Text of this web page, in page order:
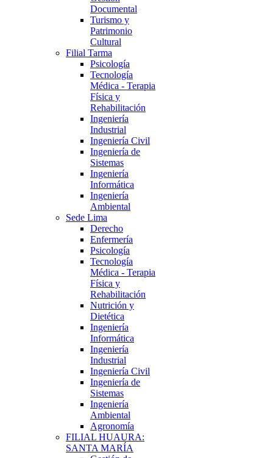
Documental
Turismo y
Patrimonio
Cultural
Filial Tarma
Psicología
Tecnología
Médica - Terapia
Física y
Rehabilitación
Ingeniería
Industrial
Ingeniería Civil
Ingeniería de
Sistemas
Ingeniería
Informática
Ingeniería
Ambiental
Sede Lima
Derecho
Enfermería
Psicología
Tecnología
Médica - Terapia
Física y
Rehabilitación
Nutrición y
Dietética
Ingeniería
Informática
Ingeniería
Industrial
Ingeniería Civil
Ingeniería de
Sistemas
Ingeniería
Ambiental
Agronomía
FILIAL HUAURA:
SANTA MARÍA